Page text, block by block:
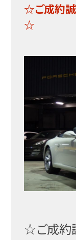
☆ご成約誠
☆
☆ご成約